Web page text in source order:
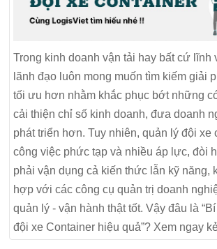
Trong kinh doanh vận tải hay bất cứ lĩnh
lãnh đạo luôn mong muốn tìm kiếm giải
tối ưu hơn nhằm khắc phục bớt những
cải thiện chỉ số kinh doanh, đưa doanh
phát triển hơn. Tuy nhiên, quản lý đội xe
công việc phức tạp và nhiều áp lực, đòi
phải vận dụng cả kiến thức lẫn kỹ năng,
hợp với các công cụ quản trị doanh
quản lý - vận hành thật tốt. Vậy đâu là
đội xe Container hiệu quả”? Xem ngay